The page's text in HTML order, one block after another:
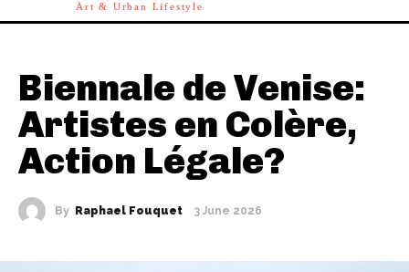
Art & Urban Lifestyle
Biennale de Venise:
Artistes en Colère,
Action Légale?
By Raphael Fouquet 3 June 2026